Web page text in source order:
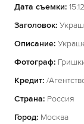
Дата съемки:
Заголовок:
Описание:
Фотограф:
Кредит: /
Страна: Россия
Город: Москва